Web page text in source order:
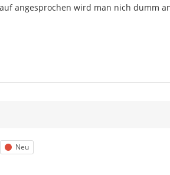
angesprochen wird man nich dumm
Status
Neu